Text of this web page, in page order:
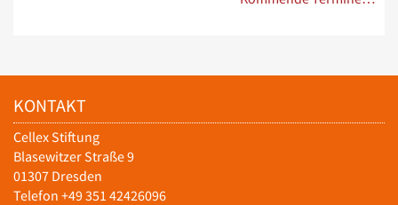
KONTAKT
Cellex Stiftung
Blasewitzer Straße 9
01307 Dresden
Telefon +49 351 42426096